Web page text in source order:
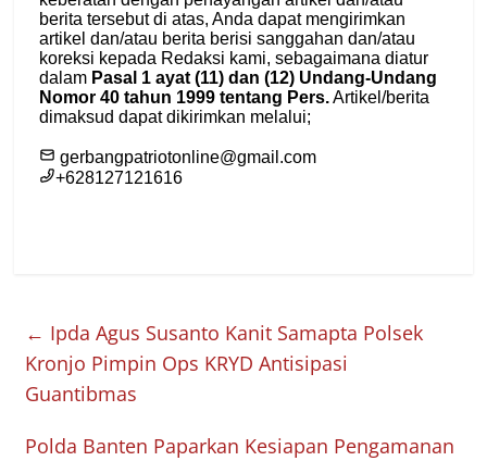
← Ipda Agus Susanto Kanit Samapta Polsek
Kronjo Pimpin Ops KRYD Antisipasi
Guantibmas
Polda Banten Paparkan Kesiapan Pengamanan